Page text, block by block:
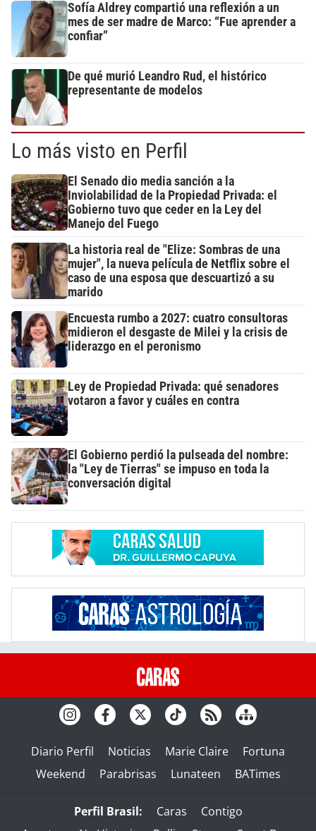
Sofía Aldrey compartió una reflexión a un
mes de ser madre de Marco: “Fue aprender a
confiar”
De qué murió Leandro Rud, el histórico
representante de modelos
Lo más visto en Perfil
El Senado dio media sanción a la
Inviolabilidad de la Propiedad Privada: el
Gobierno tuvo que ceder en la Ley del
Manejo del Fuego
La historia real de "Elize: Sombras de una
mujer", la nueva película de Netflix sobre el
caso de una esposa que descuartizó a su
marido
Encuesta rumbo a 2027: cuatro consultoras
midieron el desgaste de Milei y la crisis de
liderazgo en el peronismo
Ley de Propiedad Privada: qué senadores
votaron a favor y cuáles en contra
El Gobierno perdió la pulseada del nombre:
la "Ley de Tierras" se impuso en toda la
conversación digital
Diario Perfil Noticias Marie Claire
Fortuna
Weekend
Parabrisas Lunateen BATimes
Perfil Brasil: Caras
Contigo